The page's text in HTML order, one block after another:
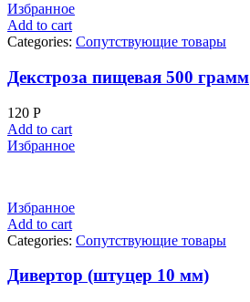
Избранное
Add to cart
Categories: Сопутствующие товары
Декстроза пищевая 500 грамм
120 Р
Add to cart
Избранное
Избранное
Add to cart
Categories: Сопутствующие товары
Дивертор (штуцер 10 мм)